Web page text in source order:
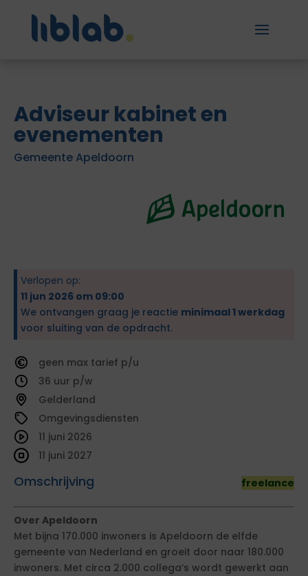
Adviseur kabinet en
evenementen
Gemeente Apeldoorn
Verlopen op:
11 jun 2026 om 09:00
We ontvangen graag je reactie minimaal 1 werkdag
voor sluiting van de opdracht.
geen
tarief
36
Gelderland
Omgevingsdiensten
Omschrijving freelance
11 juni 2026
11 juni 2027
Over Apeldoorn
Met bijna 170.000 inwoners is Apeldoorn de elfde
gemeente van Nederland en groeit door naar 180.000
inwoners. Met circa 2.000 collega’s wordt gewerkt aan